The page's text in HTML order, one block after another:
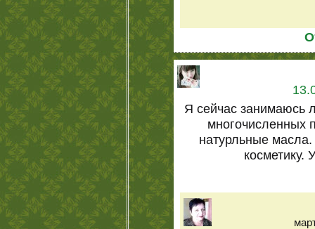
Я сейчас занимаюсь
многочисленных
натурльные
косметику.